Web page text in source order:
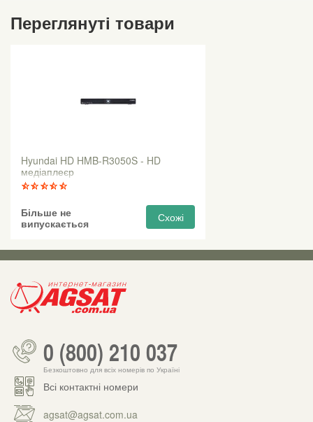
Переглянуті товари
Hyundai HD HMB-R3050S - HD
медіаплеєр
Більше не
випускається
Схожі
0 (800) 210 037
Безкоштовно для всіх номерів по Україні
Всі контактні номери
agsat@agsat.com.ua